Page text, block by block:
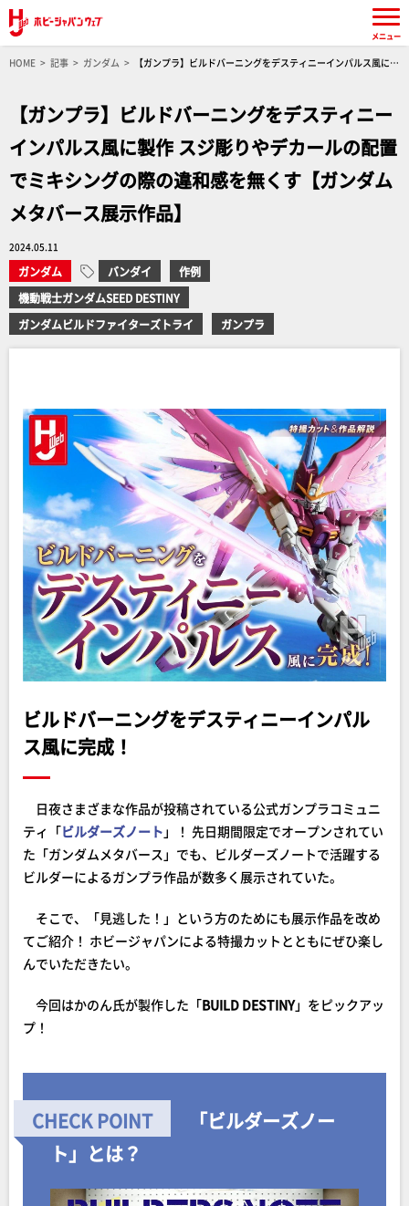
HOME 記事 ガンダム
【ガンプラ】ビルドバーニングをデスティニーインパルス風に製
【ガンプラ】ビルドバーニングをデスティニー
インパルス風に製作 スジ彫りやデカールの配置
でミキシングの際の違和感を無くす【ガンダム
メタバース展示作品】
2024.05.11
ガンダム バンダイ
作例
機動戦士ガンダムSEED DESTINY
ガンダムビルドファイターズトライ
ガンプラ
ビルドバーニングをデスティニーインパル
ス風に完成！
日夜さまざまな作品が投稿されている公式ガンプラコミュニ
ティ「ビルダーズノート 」！ 先日期間限定でオープンされてい
た「ガンダムメタバース」でも、ビルダーズノートで活躍する
ビルダーによるガンプラ作品が数多く展示されていた。
そこで、「見逃した！」という方のためにも展示作品を改め
てご紹介！ ホビージャパンによる特撮カットとともにぜひ楽し
んでいただきたい。
今回はかのん氏が製作した「BUILD DESTINY」をピックアッ
プ！
「ビルダーズノー
ト」とは？
メニュー